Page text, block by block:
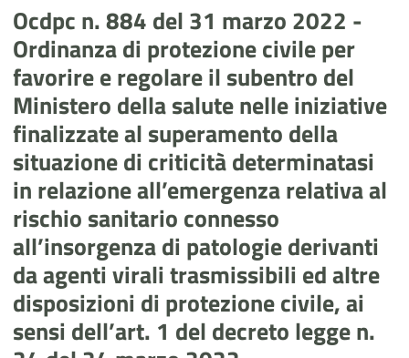
Ocdpc n. 884 del 31 marzo 2022 -
Ordinanza di protezione civile per
favorire e regolare il subentro del
Ministero della salute nelle iniziative
finalizzate al superamento della
situazione di criticità determinatasi
in relazione all’emergenza relativa al
rischio sanitario connesso
all’insorgenza di patologie derivanti
da agenti virali trasmissibili ed altre
disposizioni di protezione civile, ai
sensi dell’art. 1 del decreto legge n.